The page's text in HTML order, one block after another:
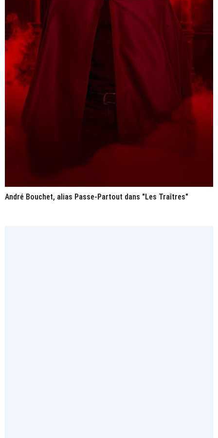
André Bouchet, alias Passe-Partout dans "Les Traîtres"